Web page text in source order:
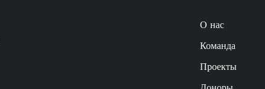
О нас
Команда
Проекты